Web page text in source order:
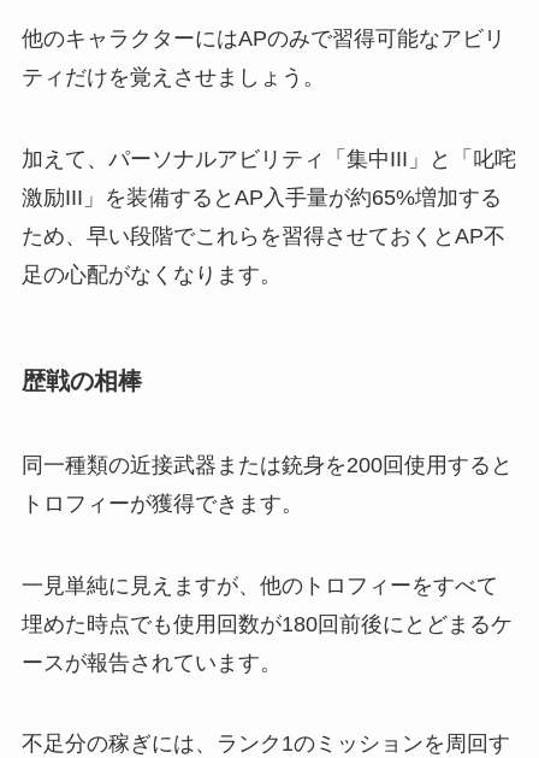
他のキャラクターにはAPのみで習得可能なアビリ
ティだけを覚えさせましょう。
加えて、パーソナルアビリティ「集中III」と「叱咤
激励III」を装備するとAP入手量が約65%増加する
ため、早い段階でこれらを習得させておくとAP不
足の心配がなくなります。
歴戦の相棒
同一種類の近接武器または銃身を200回使用すると
トロフィーが獲得できます。
一見単純に見えますが、他のトロフィーをすべて
埋めた時点でも使用回数が180回前後にとどまるケ
ースが報告されています。
不足分の稼ぎには、ランク1のミッションを周回す